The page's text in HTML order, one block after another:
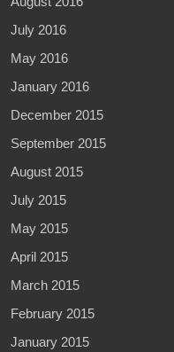
July 2016
May 2016
January 2016
December 2015
September 2015
August 2015
July 2015
May 2015
April 2015
March 2015
February 2015
January 2015